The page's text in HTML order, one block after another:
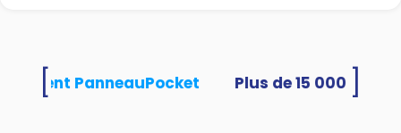
PanneauPocket